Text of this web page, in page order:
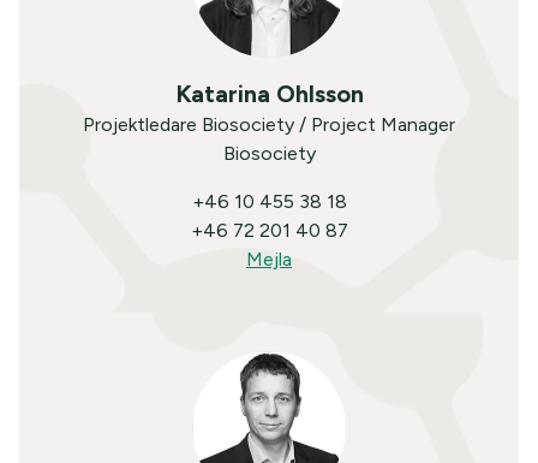
Katarina Ohlsson
Projektledare Biosociety / Project Manager
Biosociety
+46 10 455 38 18
+46 72 201 40 87
Mejla